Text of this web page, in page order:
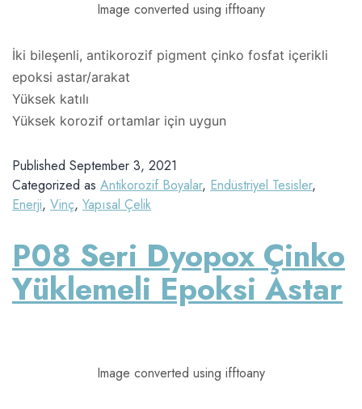
Image converted using ifftoany
İki bileşenli, antikorozif pigment çinko fosfat içerikli
epoksi astar/arakat
Yüksek katılı
Yüksek korozif ortamlar için uygun
Published September 3, 2021
Categorized as Antikorozif Boyalar, Endüstriyel Tesisler,
Enerji, Vinç, Yapısal Çelik
P08 Seri Dyopox Çinko
Yüklemeli Epoksi Astar
Image converted using ifftoany